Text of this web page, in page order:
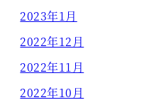
2023年1月
2022年12月
2022年11月
2022年10月